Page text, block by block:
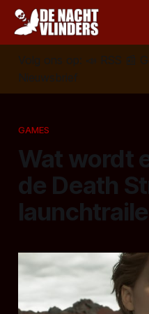
Volg ons op: 📣 RSS 📰
Nieuwsbrief
GAMES
Wat wordt
de Death